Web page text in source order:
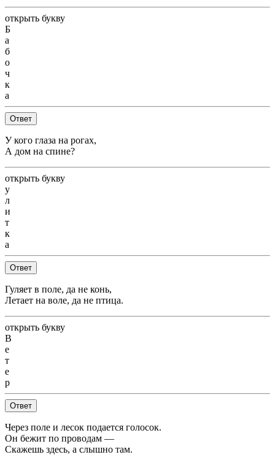
открыть букву
Б
а
б
о
ч
к
а
Ответ
У кого глаза на рогах,
А дом на спине?
открыть букву
у
л
и
т
к
а
Ответ
Гуляет в поле, да не конь,
Летает на воле, да не птица.
открыть букву
В
е
т
е
р
Ответ
Через поле и лесок подается голосок.
Он бежит по проводам —
Скажешь здесь, а слышно там.